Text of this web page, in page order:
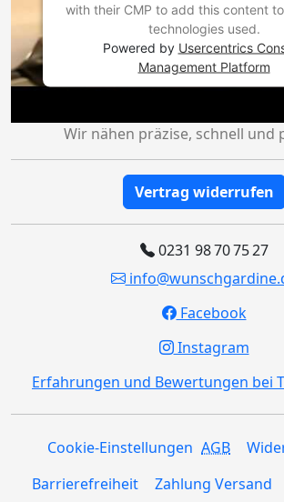
with their CMP to add this content
technologies used.
Powered by Usercentrics
Management Platform
Wir nähen präzise, schnell und
Vertrag widerrufen
0231 98 70 75 27
Facebook
Instagram
Erfahrungen und Bewertungen bei
Cookie-Einstellungen AGB
Barrierefreiheit
Zahlung Versand